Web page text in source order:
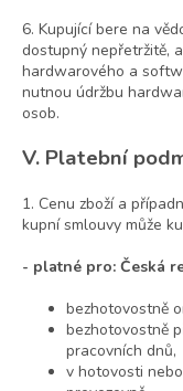
6. Kupující bere na
dostupný nepřetržitě,
hardwarového a
nutnou údržbu
osob.
V. Platební
1. Cenu zboží a
kupní smlouvy může
- platné pro: Česká
bezhotovostně
bezhotovostně
pracovních dnů,
v hotovosti